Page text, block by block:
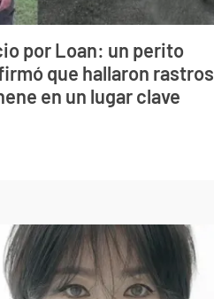
por Loan: un perito
que hallaron rastros
en un lugar clave